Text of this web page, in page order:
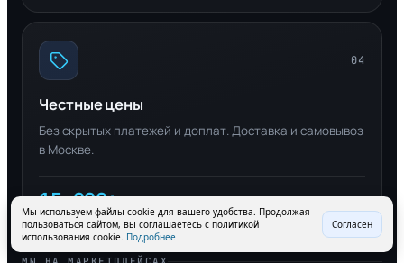
04
Честные цены
Без скрытых платежей и доплат. Доставка и самовывоз
в Москве.
15 000+
Мы используем файлы cookie для вашего удобства. Продолжая
пользоваться сайтом, вы соглашаетесь с политикой
использования cookie. Подробнее
Согласен